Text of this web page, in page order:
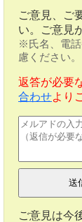
ご意見、ご
い。ご意見
※氏名、電話
慮ください。
返答が必要
合わせより
ご意見は今